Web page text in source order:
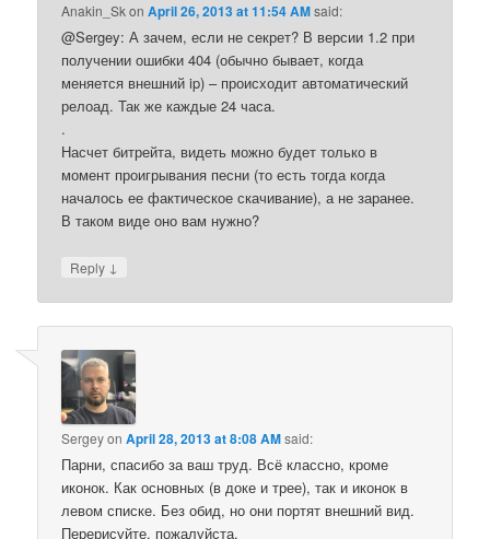
Anakin_SkonApril 26, 2013 at 11:54 AMsaid:
@Sergey: А зачем, если не секрет? В версии 1.2 при
получении ошибки 404 (обычно бывает, когда
меняется внешний ip) – происходит автоматический
релоад. Так же каждые 24 часа.
.
Насчет битрейта, видеть можно будет только в
момент проигрывания песни (то есть тогда когда
началось ее фактическое скачивание), а не заранее.
В таком виде оно вам нужно?
Reply ↓
SergeyonApril 28, 2013 at 8:08 AMsaid:
Парни, спасибо за ваш труд. Всё классно, кроме
иконок. Как основных (в доке и трее), так и иконок в
левом списке. Без обид, но они портят внешний вид.
Перерисуйте, пожалуйста.